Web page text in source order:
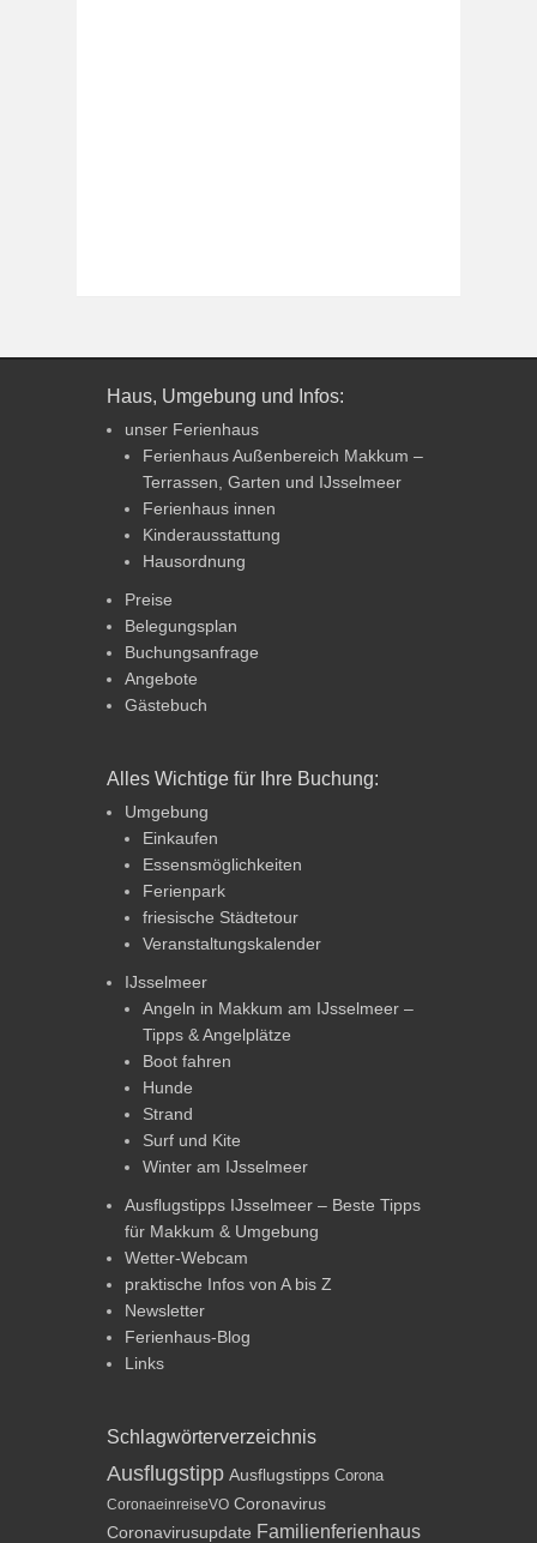
Haus, Umgebung und Infos:
unser Ferienhaus
Ferienhaus Außenbereich Makkum –
Terrassen, Garten und IJsselmeer
Ferienhaus innen
Kinderausstattung
Hausordnung
Preise
Belegungsplan
Buchungsanfrage
Angebote
Gästebuch
Alles Wichtige für Ihre Buchung:
Umgebung
Einkaufen
Essensmöglichkeiten
Ferienpark
friesische Städtetour
Veranstaltungskalender
IJsselmeer
Angeln in Makkum am IJsselmeer –
Tipps & Angelplätze
Boot fahren
Hunde
Strand
Surf und Kite
Winter am IJsselmeer
Ausflugstipps IJsselmeer – Beste Tipps
für Makkum & Umgebung
Wetter-Webcam
praktische Infos von A bis Z
Newsletter
Ferienhaus-Blog
Links
Schlagwörterverzeichnis
Ausflugstipp Ausflugstipps Corona
CoronaeinreiseVO Coronavirus
Coronavirusupdate Familienferienhaus